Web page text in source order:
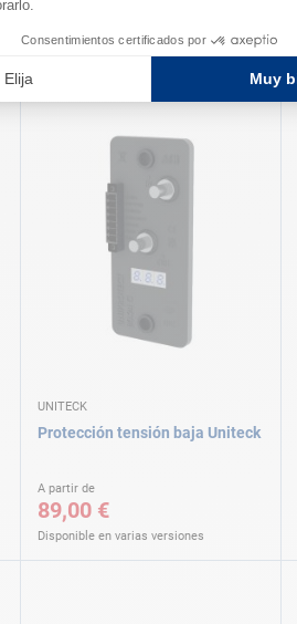
156,00 €
UNITECK
Protección tensión baja Uniteck
A partir de
89,00 €
Disponible en varias versiones